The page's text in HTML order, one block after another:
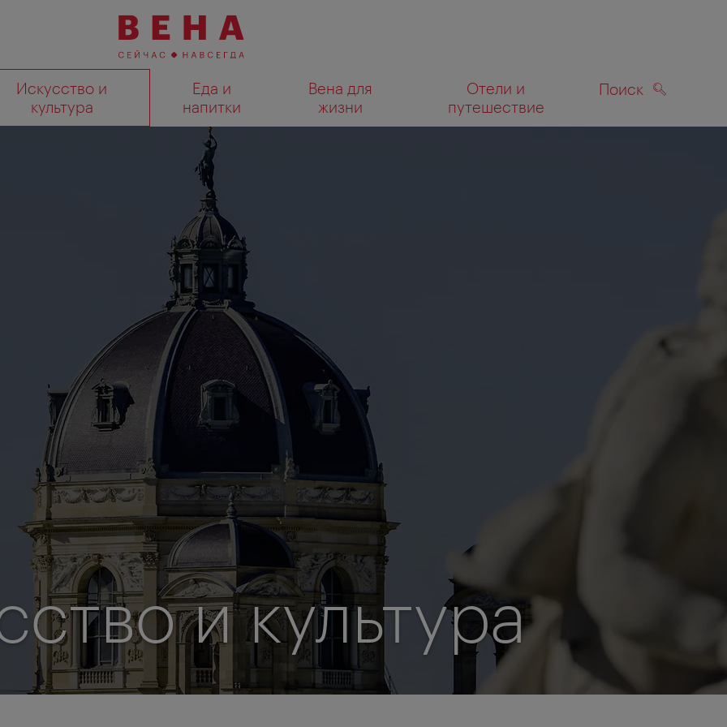
Искусство и
культура
Еда и
напитки
Вена для
жизни
Отели и
путешествие
Поиск
Показать результаты поиска на карте
и культура